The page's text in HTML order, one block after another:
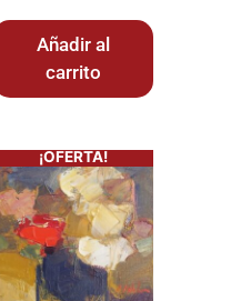
Añadir al
carrito
¡OFERTA!